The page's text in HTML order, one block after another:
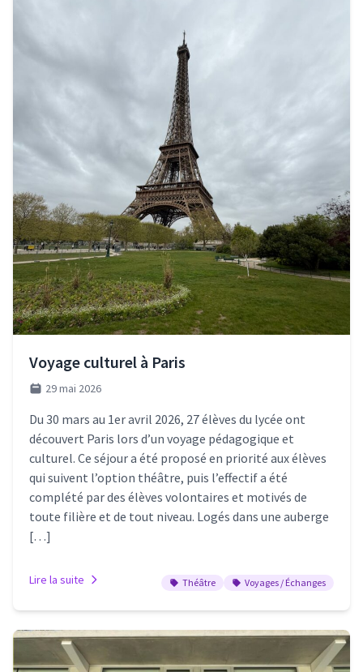
Voyage culturel à Paris
29 mai 2026
Du 30 mars au 1er avril 2026, 27 élèves du lycée ont
découvert Paris lors d’un voyage pédagogique et
culturel. Ce séjour a été proposé en priorité aux élèves
qui suivent l’option théâtre, puis l’effectif a été
complété par des élèves volontaires et motivés de
toute filière et de tout niveau. Logés dans une auberge
[…]
Lire la suite Théâtre Voyages / Échanges